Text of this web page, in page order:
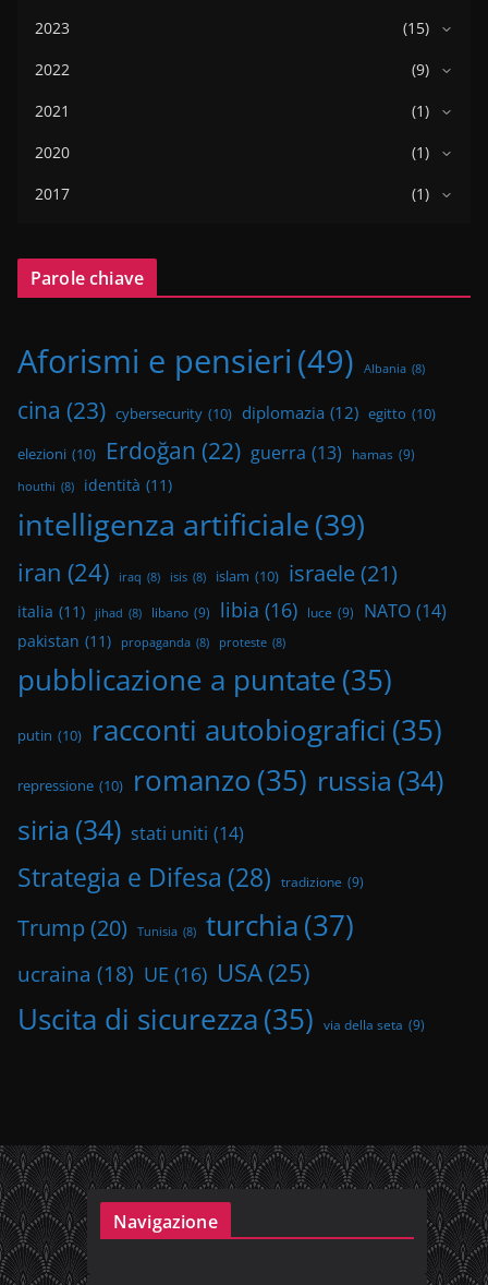
2023
(15)
2022
(9)
2021
(1)
2020
(1)
2017
(1)
Parole chiave
Aforismi e pensieri (49) Albania (8)
cina (23) cybersecurity (10) diplomazia (12) egitto (10)
elezioni (10) Erdoğan (22) guerra (13) hamas (9)
houthi (8) identità (11)
intelligenza artificiale(39)
iran (24) iraq (8) isis (8) islam (10) israele(21)
italia (11) jihad (8) libano (9) libia (16) luce (9) NATO (14)
pakistan (11) propaganda (8) proteste (8)
pubblicazione a puntate(35)
putin (10) racconti autobiografici (35)
repressione (10) romanzo(35) russia (34)
siria (34) stati uniti (14)
Strategia e Difesa (28) tradizione (9)
Trump (20) Tunisia (8) turchia(37)
ucraina (18) UE (16) USA (25)
Uscita di sicurezza(35) via della seta (9)
Navigazione